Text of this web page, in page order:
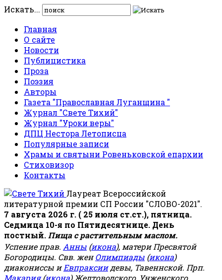
Искать...
Главная
О сайте
Новости
Публицистика
Проза
Поэзия
Авторы
Газета "Православная Луганщина "
Журнал "Свете Тихий"
Журнал "Уроки веры"
ДПЦ Нестора Летописца
Популярные записи
Храмы и святыни Ровеньковской епархии
Стиховизор
Контакты
Лауреат Всероссийской
литературной премии СП России "СЛОВО-2021".
7 августа 2026 г. ( 25 июля ст.ст.), пятница.
Седмица 10-я по Пятидесятнице. День
постный. Пища с растительным маслом.
Успение прав. Анны (икона), матери Пресвятой
Богородицы. Свв. женОлимпиады (икона)
диакониссы иЕвпраксиидевы, Тавеннской. Прп.
Макария(икона) Желтоводского, Унженского.